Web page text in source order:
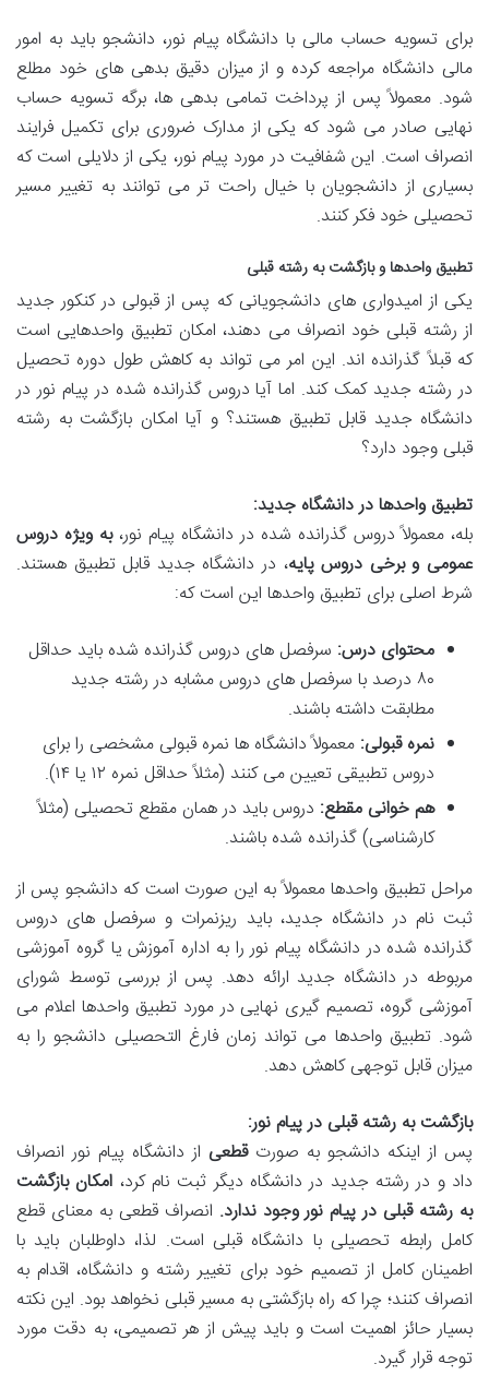
برای تسویه حساب مالی با دانشگاه پیام نور، دانشجو باید به امور
مالی دانشگاه مراجعه کرده و از میزان دقیق بدهی های خود مطلع
شود. معمولاً پس از پرداخت تمامی بدهی ها، برگه تسویه حساب
نهایی صادر می شود که یکی از مدارک ضروری برای تکمیل فرایند
انصراف است. این شفافیت در مورد پیام نور، یکی از دلایلی است که
بسیاری از دانشجویان با خیال راحت تر می توانند به تغییر مسیر
تحصیلی خود فکر کنند.
تطبیق واحدها و بازگشت به رشته قبلی
یکی از امیدواری های دانشجویانی که پس از قبولی در کنکور جدید
از رشته قبلی خود انصراف می دهند، امکان تطبیق واحدهایی است
که قبلاً گذرانده اند. این امر می تواند به کاهش طول دوره تحصیل
در رشته جدید کمک کند. اما آیا دروس گذرانده شده در پیام نور در
دانشگاه جدید قابل تطبیق هستند؟ و آیا امکان بازگشت به رشته
قبلی وجود دارد؟
تطبیق واحدها در دانشگاه جدید:
بله، معمولاً دروس گذرانده شده در دانشگاه پیام نور،به ویژه دروس
عمومی و برخی دروس پایه، در دانشگاه جدید قابل تطبیق هستند.
شرط اصلی برای تطبیق واحدها این است که:
محتوای درس: سرفصل های دروس گذرانده شده باید حداقل
۸۰ درصد با سرفصل های دروس مشابه در رشته جدید
مطابقت داشته باشند.
نمره قبولی: معمولاً دانشگاه ها نمره قبولی مشخصی را برای
دروس تطبیقی تعیین می کنند (مثلاً حداقل نمره ۱۲ یا ۱۴).
هم خوانی مقطع: دروس باید در همان مقطع تحصیلی (مثلاً
کارشناسی) گذرانده شده باشند.
مراحل تطبیق واحدها معمولاً به این صورت است که دانشجو پس از
ثبت نام در دانشگاه جدید، باید ریزنمرات و سرفصل های دروس
گذرانده شده در دانشگاه پیام نور را به اداره آموزش یا گروه آموزشی
مربوطه در دانشگاه جدید ارائه دهد. پس از بررسی توسط شورای
آموزشی گروه، تصمیم گیری نهایی در مورد تطبیق واحدها اعلام می
شود. تطبیق واحدها می تواند زمان فارغ التحصیلی دانشجو را به
میزان قابل توجهی کاهش دهد.
بازگشت به رشته قبلی در پیام نور:
پس از اینکه دانشجو به صورتقطعی از دانشگاه پیام نور انصراف
داد و در رشته جدید در دانشگاه دیگر ثبت نام کرد، امکان بازگشت
به رشته قبلی در پیام نور وجود ندارد. انصراف قطعی به معنای قطع
کامل رابطه تحصیلی با دانشگاه قبلی است. لذا، داوطلبان باید با
اطمینان کامل از تصمیم خود برای تغییر رشته و دانشگاه، اقدام به
انصراف کنند؛ چرا که راه بازگشتی به مسیر قبلی نخواهد بود. این نکته
بسیار حائز اهمیت است و باید پیش از هر تصمیمی، به دقت مورد
توجه قرار گیرد.